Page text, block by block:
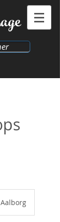
Aalborg